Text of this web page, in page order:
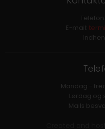
Telefon:
E-mail:
Mandag -
Lørdag og
Mails